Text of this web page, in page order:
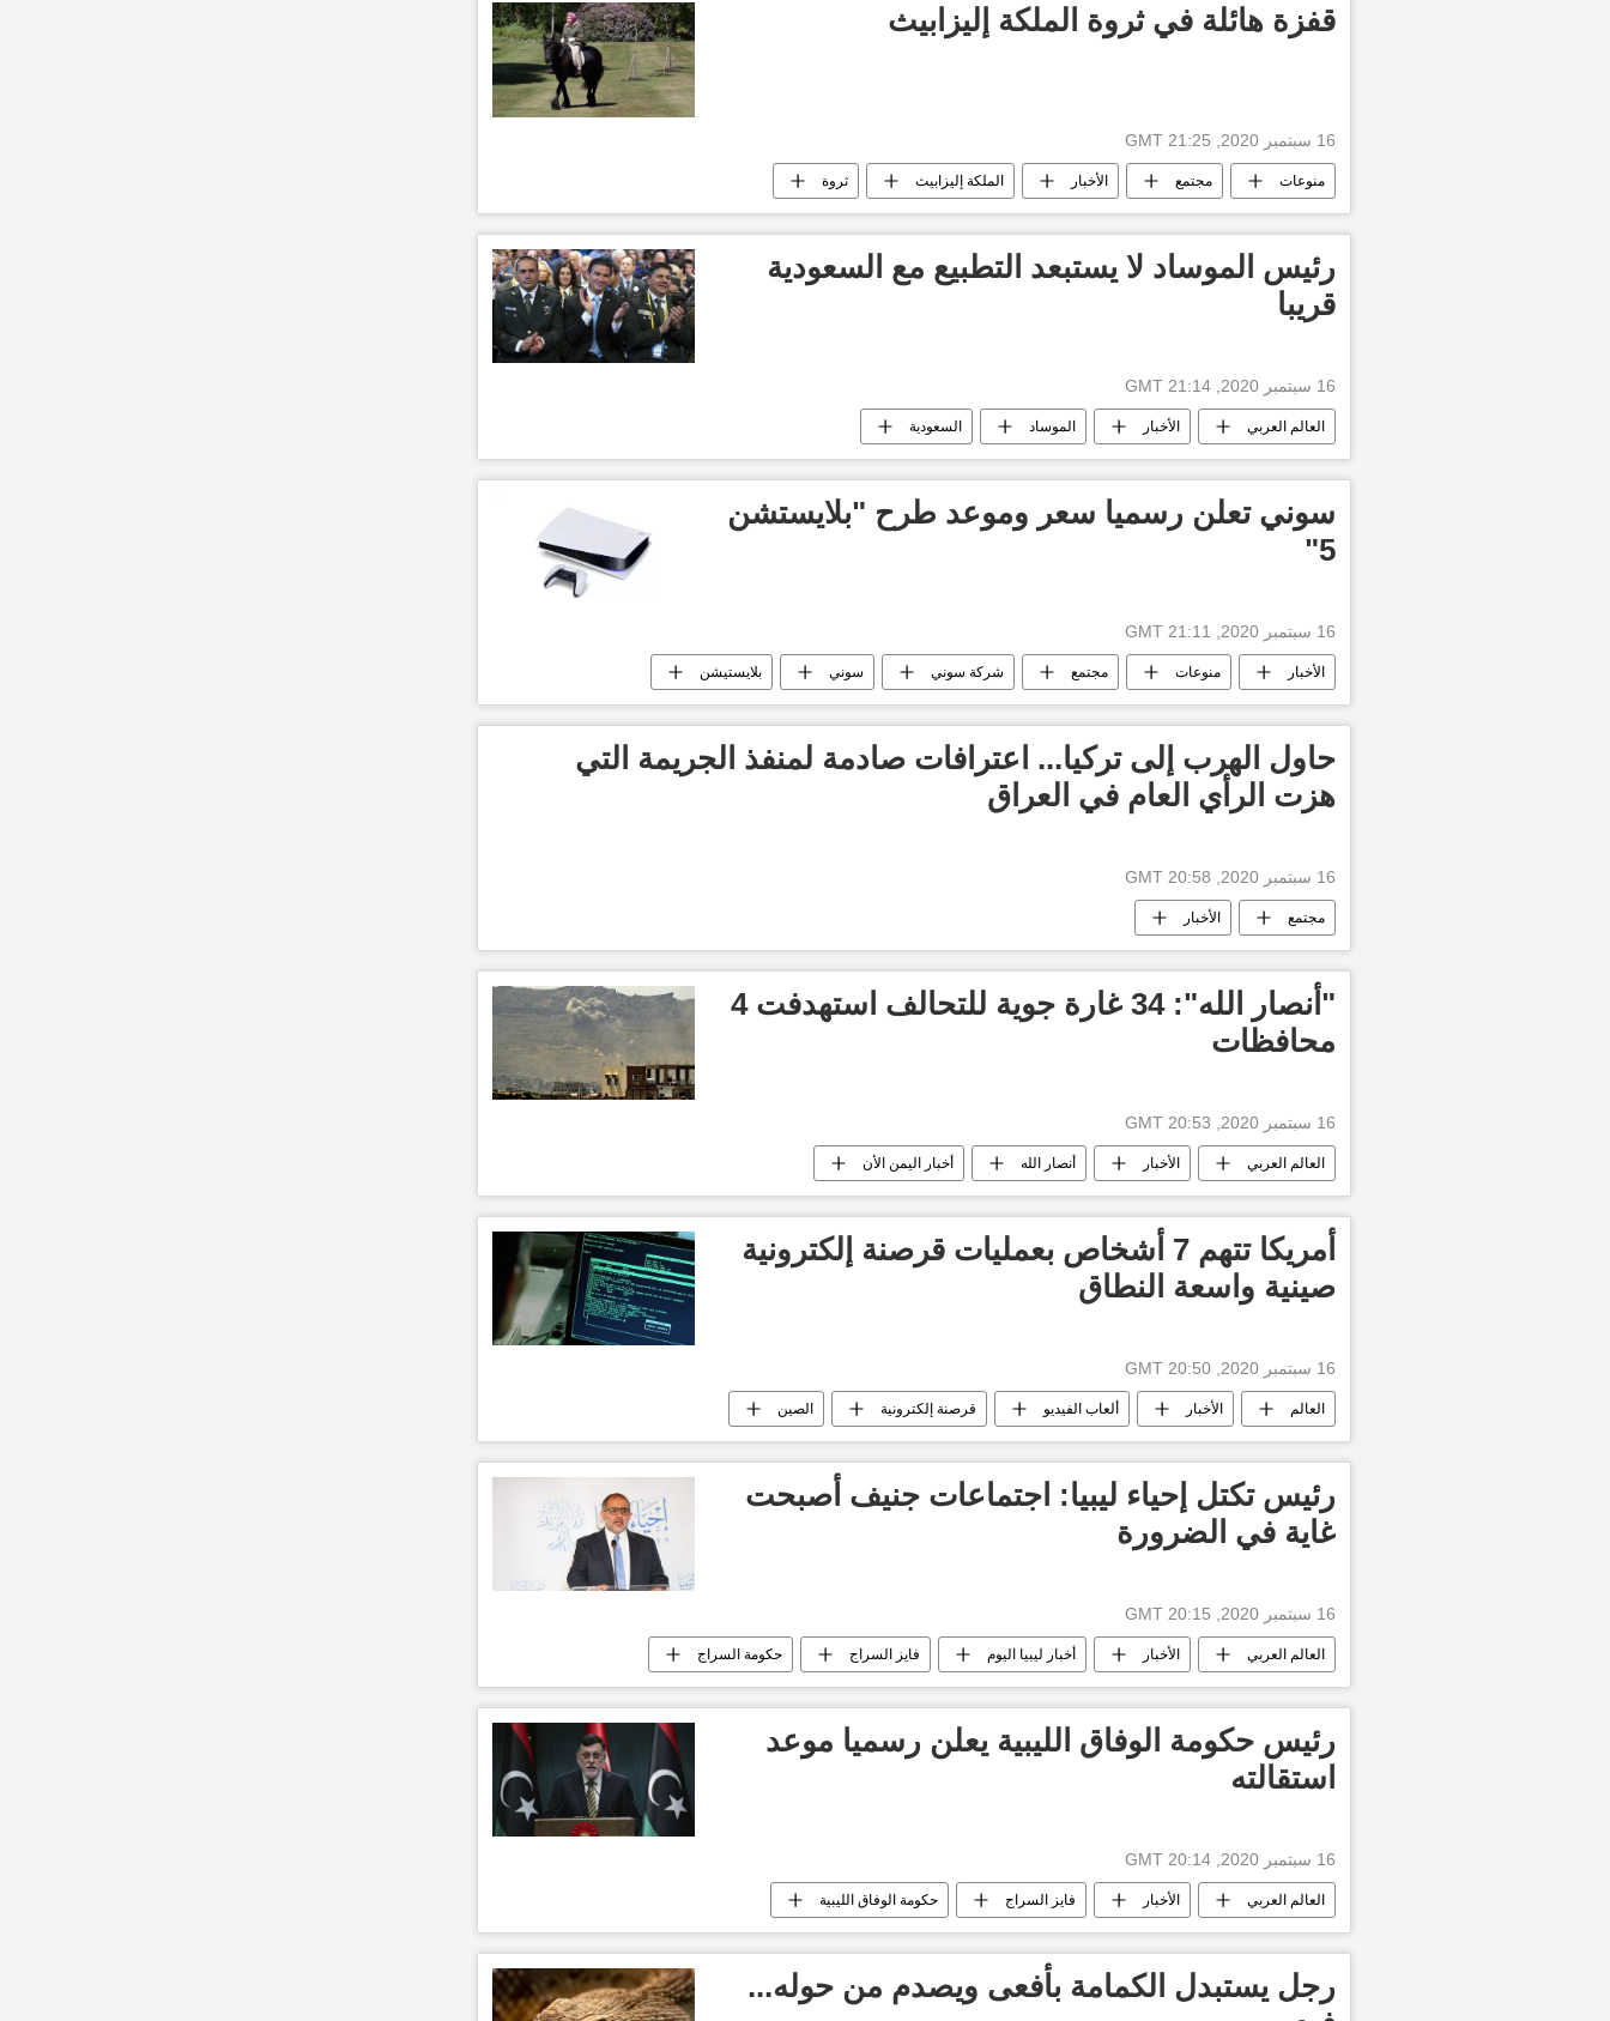
قفزة هائلة في ثروة الملكة إليزابيث
16 سبتمبر 2020, 21:25 GMT
منوعات مجتمع الأخبار الملكة إليزابيث ثروة
رئيس الموساد لا يستبعد التطبيع مع السعودية
قريبا
16 سبتمبر 2020, 21:14 GMT
العالم العربي الأخبار الموساد السعودية
سوني تعلن رسميا سعر وموعد طرح "بلايستشن
5"
16 سبتمبر 2020, 21:11 GMT
الأخبار منوعات مجتمع شركة سوني سوني بلايستيشن
بلاي ستيشن
حاول الهرب إلى تركيا... اعترافات صادمة لمنفذ الجريمة التي
هزت الرأي العام في العراق
16 سبتمبر 2020, 20:58 GMT
مجتمع الأخبار
"أنصار الله": 34 غارة جوية للتحالف استهدفت 4
محافظات
16 سبتمبر 2020, 20:53 GMT
العالم العربي الأخبار أنصار الله أخبار اليمن الأن
أمريكا تتهم 7 أشخاص بعمليات قرصنة إلكترونية
صينية واسعة النطاق
16 سبتمبر 2020, 20:50 GMT
العالم الأخبار ألعاب الفيديو قرصنة إلكترونية الصين
الولايات المتحدة الأمريكية
رئيس تكتل إحياء ليبيا: اجتماعات جنيف أصبحت
غاية في الضرورة
16 سبتمبر 2020, 20:15 GMT
العالم العربي الأخبار أخبار ليبيا اليوم فايز السراج حكومة السراج
منظمة الأمم المتحدة
رئيس حكومة الوفاق الليبية يعلن رسميا موعد
استقالته
16 سبتمبر 2020, 20:14 GMT
العالم العربي الأخبار فايز السراج حكومة الوفاق الليبية
رجل يستبدل الكمامة بأفعى ويصدم من حوله...